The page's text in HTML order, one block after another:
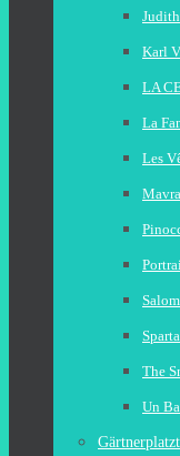
Judith
Karl
LA
La
Les
The
Un